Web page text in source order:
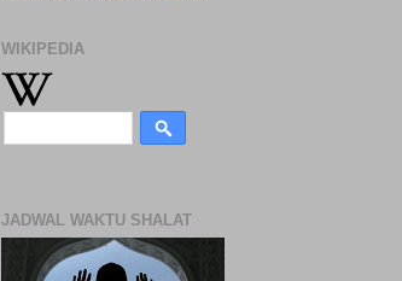
WIKIPEDIA
JADWAL WAKTU SHALAT